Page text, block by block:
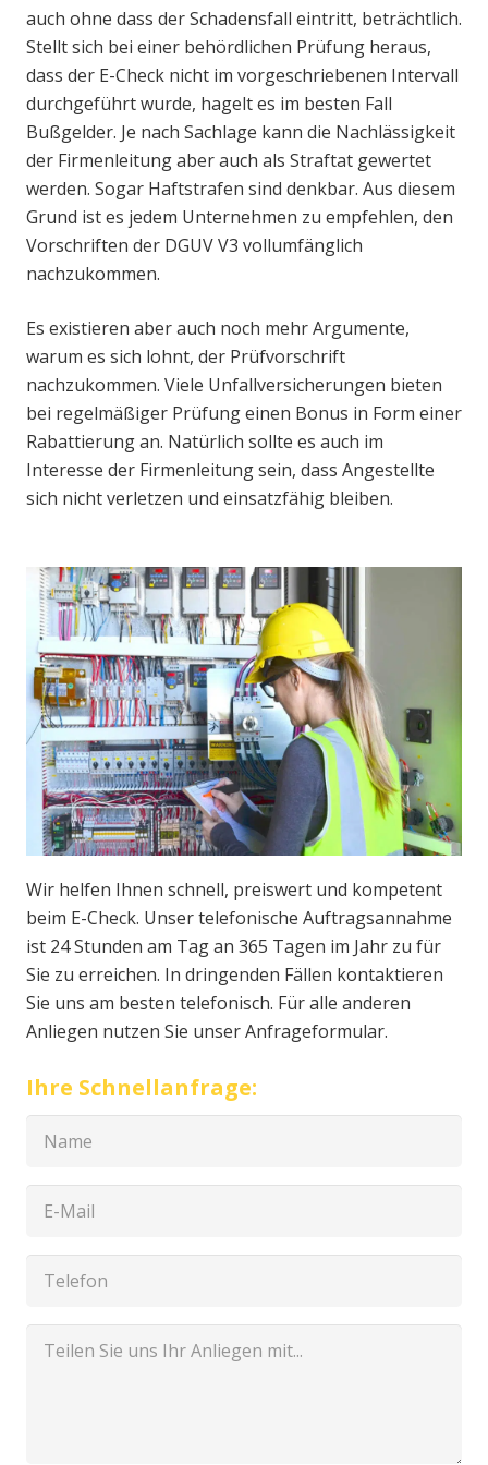
auch ohne dass der Schadensfall eintritt, beträchtlich.
Stellt sich bei einer behördlichen Prüfung heraus,
dass der E-Check nicht im vorgeschriebenen Intervall
durchgeführt wurde, hagelt es im besten Fall
Bußgelder. Je nach Sachlage kann die Nachlässigkeit
der Firmenleitung aber auch als Straftat gewertet
werden. Sogar Haftstrafen sind denkbar. Aus diesem
Grund ist es jedem Unternehmen zu empfehlen, den
Vorschriften der DGUV V3 vollumfänglich
nachzukommen.
Es existieren aber auch noch mehr Argumente,
warum es sich lohnt, der Prüfvorschrift
nachzukommen. Viele Unfallversicherungen bieten
bei regelmäßiger Prüfung einen Bonus in Form einer
Rabattierung an. Natürlich sollte es auch im
Interesse der Firmenleitung sein, dass Angestellte
sich nicht verletzen und einsatzfähig bleiben.
Wir helfen Ihnen schnell, preiswert und kompetent
beim E-Check. Unser telefonische Auftragsannahme
ist 24 Stunden am Tag an 365 Tagen im Jahr zu für
Sie zu erreichen. In dringenden Fällen kontaktieren
Sie uns am besten telefonisch. Für alle anderen
Anliegen nutzen Sie unser Anfrageformular.
Ihre Schnellanfrage: